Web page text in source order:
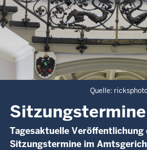
Quelle:
Sitzungstermine
Tagesaktuelle Veröffentlichung
Sitzungstermine im